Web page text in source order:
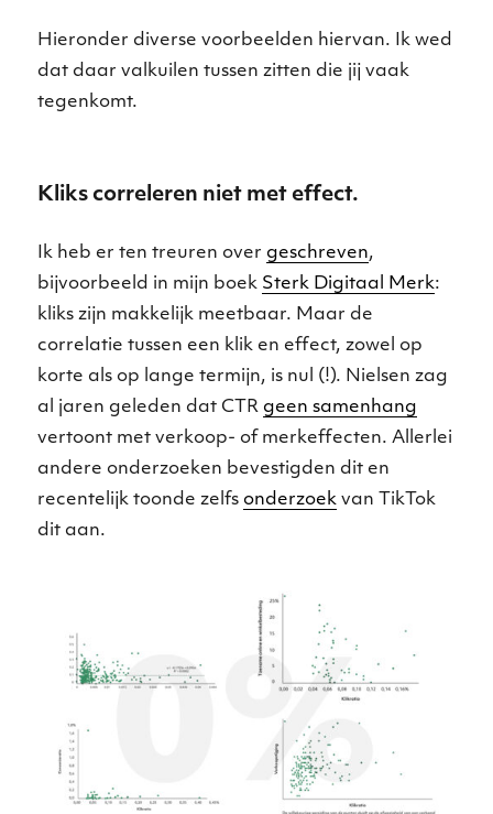
Hieronder diverse voorbeelden hiervan. Ik wed
dat daar valkuilen tussen zitten die jij vaak
tegenkomt.
Kliks correleren niet met effect.
Ik heb er ten treuren over geschreven,
bijvoorbeeld in mijn boek Sterk Digitaal Merk:
kliks zijn makkelijk meetbaar. Maar de
correlatie tussen een klik en effect, zowel op
korte als op lange termijn, is nul (!). Nielsen zag
al jaren geleden dat CTR geen samenhang
vertoont met verkoop- of merkeffecten. Allerlei
andere onderzoeken bevestigden dit en
recentelijk toonde zelfs onderzoek van TikTok
dit aan.